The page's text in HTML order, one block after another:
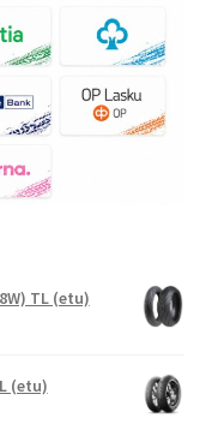
TL (etu)
(etu)